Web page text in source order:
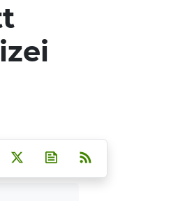
auf Facebook
Teilen auf Whatsapp
Teilen auf Telegram
Pinterest
E-Mail teilen
Post auf XNewsletter